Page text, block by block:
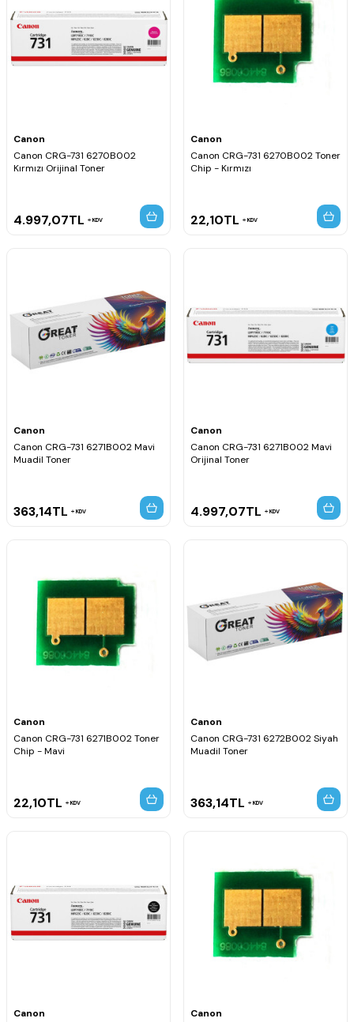
Canon
Canon CRG-731 6270B002
Kırmızı Orijinal Toner
4.997,07TL KDV
Canon
Canon CRG-731 6270B002 Toner
Chip - Kırmızı
22,10TL KDV
Canon
Canon CRG-731 6271B002 Mavi
Muadil Toner
363,14TL KDV
Canon
Canon CRG-731 6271B002 Mavi
Orijinal Toner
4.997,07TL KDV
Canon
Canon CRG-731 6271B002 Toner
Chip - Mavi
22,10TL KDV
Canon
Canon CRG-731 6272B002 Siyah
Muadil Toner
363,14TL KDV
Canon
Canon